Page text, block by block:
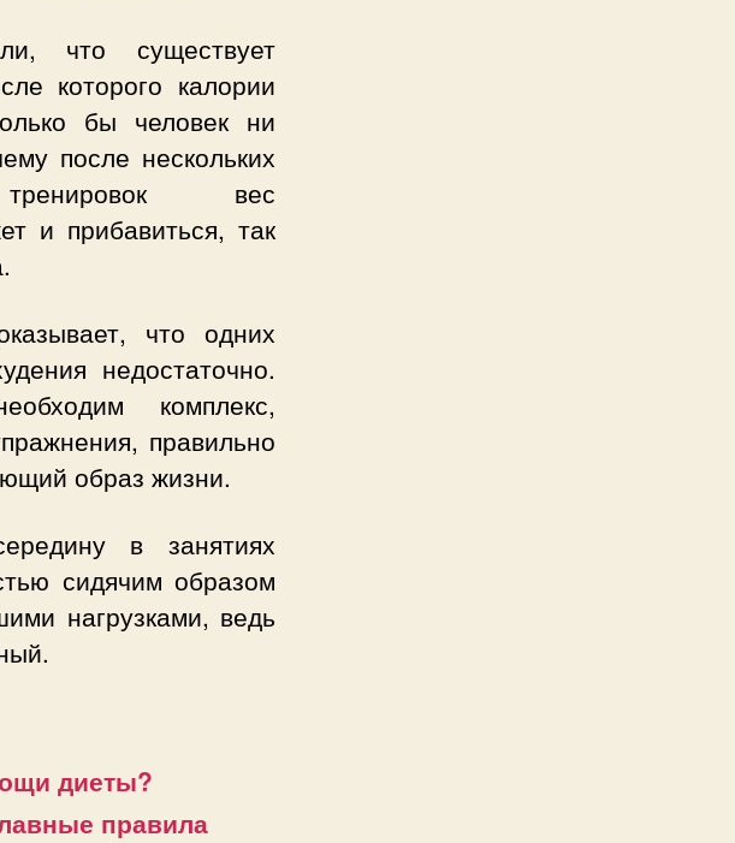
что существует
которого калории
бы человек ни
после нескольких
вес
и прибавиться, так
что одних
недостаточно.
комплекс,
правильно
образ жизни.
в занятиях
сидячим образом
нагрузками, ведь
диеты?
правила